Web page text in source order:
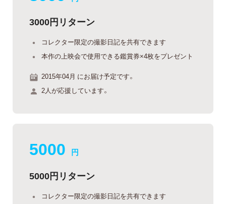
3000円リターン
コレクター限定の撮影日記を共有できます
本作の上映会で使用できる鑑賞券×4枚をプレゼント
2015年04月 にお届け予定です。
2人が応援しています。
5000 円
5000円リターン
コレクター限定の撮影日記を共有できます